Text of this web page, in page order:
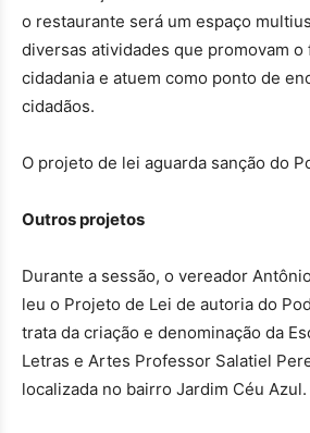
o restaurante será um espaço
diversas atividades que promovam
cidadania e atuem como ponto de
cidadãos.
O projeto de lei aguarda sanção do
Outros projetos
Durante a sessão, o vereador
leu o Projeto de Lei de autoria do
trata da criação e denominação da
Letras e Artes Professor Salatiel
localizada no bairro Jardim Céu Azul.